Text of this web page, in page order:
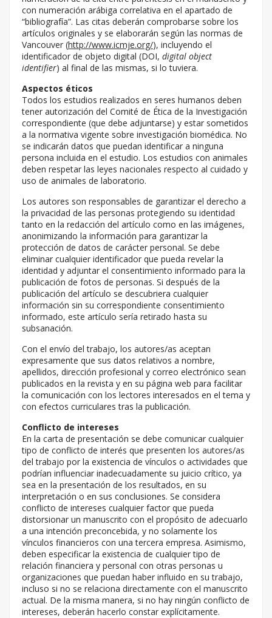
con numeración arábiga correlativa en el apartado de
“bibliografía”. Las citas deberán comprobarse sobre los
artículos originales y se elaborarán según las normas de
Vancouver (http://www.icmje.org/), incluyendo el
identificador de objeto digital (DOI, digital object
identifier) al final de las mismas, si lo tuviera.
Aspectos éticos
Todos los estudios realizados en seres humanos deben
tener autorización del Comité de Ética de la Investigación
correspondiente (que debe adjuntarse) y estar sometidos
a la normativa vigente sobre investigación biomédica. No
se indicarán datos que puedan identificar a ninguna
persona incluida en el estudio. Los estudios con animales
deben respetar las leyes nacionales respecto al cuidado y
uso de animales de laboratorio.
Los autores son responsables de garantizar el derecho a
la privacidad de las personas protegiendo su identidad
tanto en la redacción del artículo como en las imágenes,
anonimizando la información para garantizar la
protección de datos de carácter personal. Se debe
eliminar cualquier identificador que pueda revelar la
identidad y adjuntar el consentimiento informado para la
publicación de fotos de personas. Si después de la
publicación del artículo se descubriera cualquier
información sin su correspondiente consentimiento
informado, este artículo sería retirado hasta su
subsanación.
Con el envío del trabajo, los autores/as aceptan
expresamente que sus datos relativos a nombre,
apellidos, dirección profesional y correo electrónico sean
publicados en la revista y en su página web para facilitar
la comunicación con los lectores interesados en el tema y
con efectos curriculares tras la publicación.
Conflicto de intereses
En la carta de presentación se debe comunicar cualquier
tipo de conflicto de interés que presenten los autores/as
del trabajo por la existencia de vínculos o actividades que
podrían influenciar inadecuadamente su juicio crítico, ya
sea en la presentación de los resultados, en su
interpretación o en sus conclusiones. Se considera
conflicto de intereses cualquier factor que pueda
distorsionar un manuscrito con el propósito de adecuarlo
a una intención preconcebida, y no solamente los
vínculos financieros con una tercera empresa. Asimismo,
deben especificar la existencia de cualquier tipo de
relación financiera y personal con otras personas u
organizaciones que puedan haber influido en su trabajo,
incluso si no se relaciona directamente con el manuscrito
actual. De la misma manera, si no hay ningún conflicto de
intereses, deberán hacerlo constar explícitamente.